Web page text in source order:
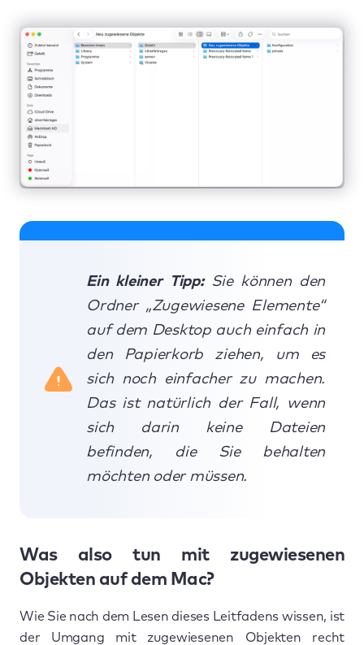
Ein kleiner Tipp: Sie können den
Ordner „Zugewiesene Elemente“
auf dem Desktop auch einfach in
den Papierkorb ziehen, um es
sich noch einfacher zu machen.
Das ist natürlich der Fall, wenn
sich darin keine Dateien
befinden, die Sie behalten
möchten oder müssen.
Was also tun mit zugewiesenen
Objekten auf dem Mac?
Wie Sie nach dem Lesen dieses Leitfadens wissen, ist
der Umgang mit zugewiesenen Objekten recht